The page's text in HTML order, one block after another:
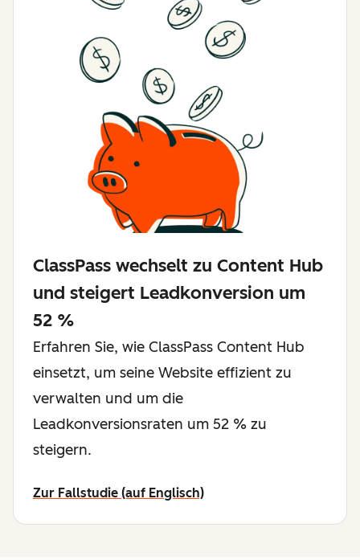
ClassPass wechselt zu Content Hub
und steigert Leadkonversion um
52 %
Erfahren Sie, wie ClassPass Content Hub
einsetzt, um seine Website effizient zu
verwalten und um die
Leadkonversionsraten um 52 % zu
steigern.
Zur Fallstudie (auf Englisch)